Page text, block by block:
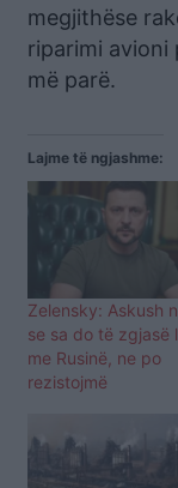
megjithëse
riparimi avioni
më parë.
Lajme të ngjashme:
Zelensky: Askush
se sa do të zgjasë
me Rusinë, ne po
rezistojmë